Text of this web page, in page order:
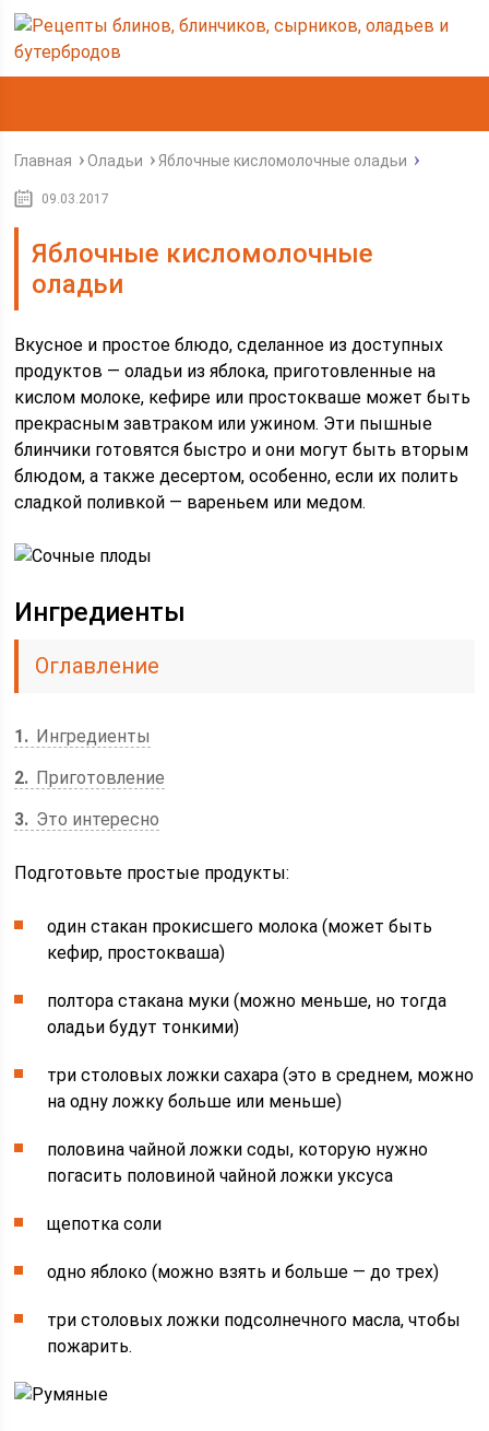
Главная Оладьи Яблочные кисломолочные оладьи
09.03.2017
Яблочные кисломолочные
оладьи
Вкусное и простое блюдо, сделанное из доступных
продуктов — оладьи из яблока, приготовленные на
кислом молоке, кефире или простокваше может быть
прекрасным завтраком или ужином. Эти пышные
блинчики готовятся быстро и они могут быть вторым
блюдом, а также десертом, особенно, если их полить
сладкой поливкой — вареньем или медом.
Ингредиенты
Оглавление
1
Ингредиенты
2
Приготовление
3
Это интересно
Подготовьте простые продукты:
один стакан прокисшего молока (может быть
кефир, простокваша)
полтора стакана муки (можно меньше, но тогда
оладьи будут тонкими)
три столовых ложки сахара (это в среднем, можно
на одну ложку больше или меньше)
половина чайной ложки соды, которую нужно
погасить половиной чайной ложки уксуса
щепотка соли
одно яблоко (можно взять и больше — до трех)
три столовых ложки подсолнечного масла, чтобы
пожарить.